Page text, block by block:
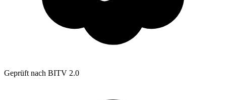
Geprüft nach BITV 2.0